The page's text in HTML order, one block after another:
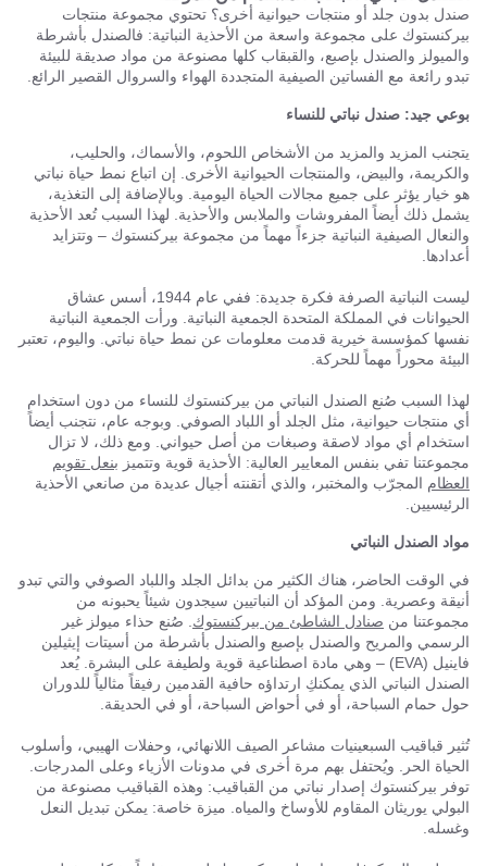
صندل بدون جلد أو منتجات حيوانية أخرى؟ تحتوي مجموعة منتجات
بيركنستوك على مجموعة واسعة من الأحذية النباتية: فالصندل بأشرطة
والميولز والصندل بإصبع، والقبقاب كلها مصنوعة من مواد صديقة للبيئة
تبدو رائعة مع الفساتين الصيفية المتجددة الهواء والسروال القصير الرائع.
بوعي جيد: صندل نباتي للنساء
يتجنب المزيد والمزيد من الأشخاص اللحوم، والأسماك، والحليب،
والكريمة، والبيض، والمنتجات الحيوانية الأخرى. إن اتباع نمط حياة نباتي
هو خيار يؤثر على جميع مجالات الحياة اليومية. وبالإضافة إلى التغذية،
يشمل ذلك أيضاً المفروشات والملابس والأحذية. لهذا السبب تُعد الأحذية
والنعال الصيفية النباتية جزءاً مهماً من مجموعة بيركنستوك – وتتزايد
أعدادها.
ليست النباتية الصرفة فكرة جديدة: ففي عام 1944، أسس عشاق
الحيوانات في المملكة المتحدة الجمعية النباتية. ورأت الجمعية النباتية
نفسها كمؤسسة خيرية قدمت معلومات عن نمط حياة نباتي. واليوم، تعتبر
البيئة محوراً مهماً للحركة.
لهذا السبب صُنع الصندل النباتي من بيركنستوك للنساء من دون استخدام
أي منتجات حيوانية، مثل الجلد أو اللباد الصوفي. وبوجه عام، نتجنب أيضاً
استخدام أي مواد لاصقة وصبغات من أصل حيواني. ومع ذلك، لا تزال
مجموعتنا تفي بنفس المعايير العالية: الأحذية قوية وتتميز بنعل تقويم
العظام المجرّب والمختبر، والذي أتقنته أجيال عديدة من صانعي الأحذية
الرئيسيين.
مواد الصندل النباتي
في الوقت الحاضر، هناك الكثير من بدائل الجلد واللباد الصوفي والتي تبدو
أنيقة وعصرية. ومن المؤكد أن النباتيين سيجدون شيئاً يحبونه من
مجموعتنا من صنادل الشاطئ من بيركنستوك . صُنع حذاء ميولز غير
الرسمي والمريح والصندل بإصبع والصندل بأشرطة من أسيتات إيثيلين
فاينيل (EVA) – وهي مادة اصطناعية قوية ولطيفة على البشرة. يُعد
الصندل النباتي الذي يمكنكِ ارتداؤه حافية القدمين رفيقاً مثالياً للدوران
حول حمام السباحة، أو في أحواض السباحة، أو في الحديقة.
تُثير قباقيب السبعينيات مشاعر الصيف اللانهائي، وحفلات الهيبي، وأسلوب
الحياة الحر. ويُحتفل بهم مرة أخرى في مدونات الأزياء وعلى المدرجات.
توفر بيركنستوك إصدار نباتي من القباقيب: وهذه القباقيب مصنوعة من
البولي يوريثان المقاوم للأوساخ والمياه. ميزة خاصة: يمكن تبديل النعل
وغسله.